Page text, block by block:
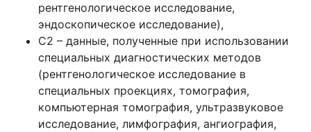
рентгенологическое исследование,
эндоскопическое исследование),
С2 – данные, полученные при использовании
специальных диагностических методов
(рентгенологическое исследование в
специальных проекциях, томография,
компьютерная томография, ультразвуковое
исследование, лимфография, ангиография,